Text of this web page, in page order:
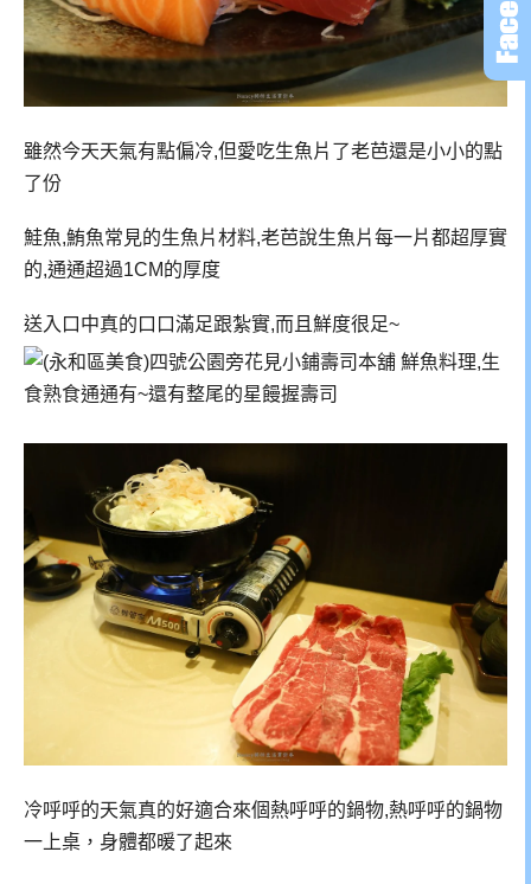
雖然今天天氣有點偏冷,但愛吃生魚片了老芭還是小小的點
了份
鮭魚,鮪魚常見的生魚片材料,老芭說生魚片每一片都超厚實
的,通通超過1CM的厚度
送入口中真的口口滿足跟紮實,而且鮮度很足~
冷呼呼的天氣真的好適合來個熱呼呼的鍋物,熱呼呼的鍋物
一上桌，身體都暖了起來